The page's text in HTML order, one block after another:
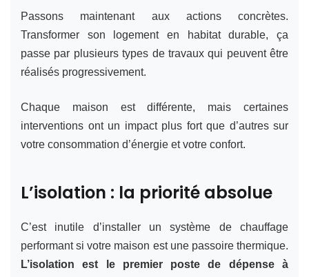
Passons maintenant aux actions concrètes.
Transformer son logement en habitat durable, ça
passe par plusieurs types de travaux qui peuvent être
réalisés progressivement.
Chaque maison est différente, mais certaines
interventions ont un impact plus fort que d’autres sur
votre consommation d’énergie et votre confort.
L’isolation : la priorité absolue
C’est inutile d’installer un système de chauffage
performant si votre maison est une passoire thermique.
L’isolation est le premier poste de dépense à